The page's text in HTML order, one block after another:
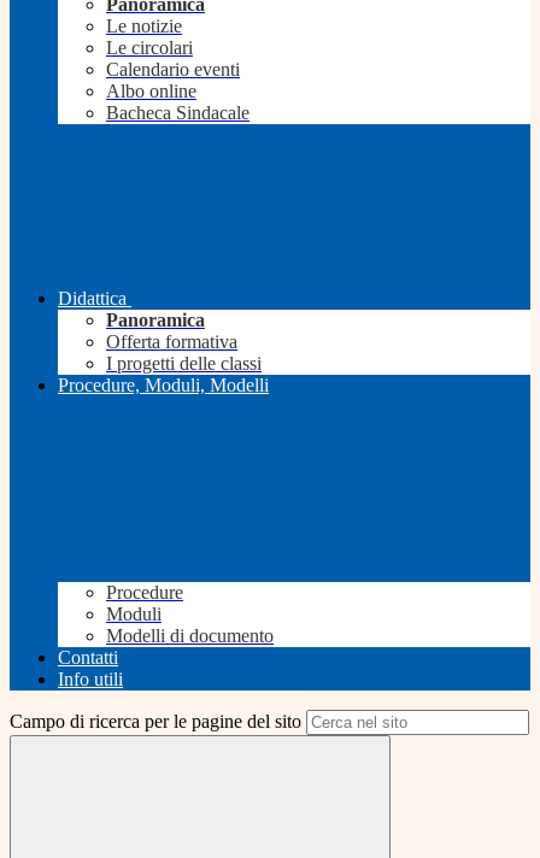
Panoramica
Le notizie
Le circolari
Calendario eventi
Albo online
Bacheca Sindacale
Didattica
Panoramica
Offerta formativa
I progetti delle classi
Procedure, Moduli, Modelli
Procedure
Moduli
Modelli di documento
Contatti
Info utili
Campo di ricerca per le pagine del sito